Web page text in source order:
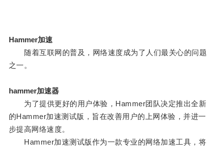
Hammer加速
随着互联网的普及，网络速度成为了人们最关心的问题
之一。
hammer加速器
为了提供更好的用户体验，Hammer团队决定推出全新
的Hammer加速测试版，旨在改善用户的上网体验，并进一
步提高网络速度。
Hammer加速测试版作为一款专业的网络加速工具，将